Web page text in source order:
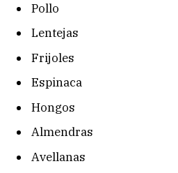
Pollo
Lentejas
Frijoles
Espinaca
Hongos
Almendras
Avellanas